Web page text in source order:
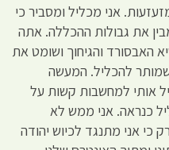
אני מכליל ומסביר כי
את גבולות ההכללה. אתה
האבסורד והגיחוך ושומט את
שמותר להכליל. המעשה
אותי למחשבות קשות על
כנראה. אני ממש לא
כי אני מתנגד לכיוש יהודה